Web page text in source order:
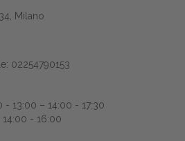
Milano
02254790153
13:00 – 14:00 - 17:30
- 16:00